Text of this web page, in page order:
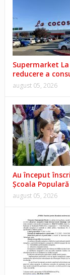
Supermarket
reducere a
august 05, 2026
Au început
Școala
august 05, 2026